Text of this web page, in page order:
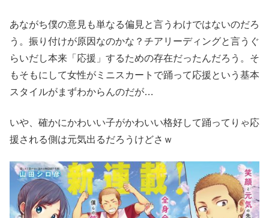
あながち僕の意見も単なる偏見と言うわけではないのだろ
う。振り付けが原因なのかな？チアリーディングと言うぐ
らいだし本来「応援」するための存在だったんだろう。そ
もそもにして女性がミニスカートで踊って応援という基本
スタイルがまずわからんのだが…
いや、確かにかわいい子がかわいい格好して踊ってりゃ応
援される側は元気出るだろうけどさｗ